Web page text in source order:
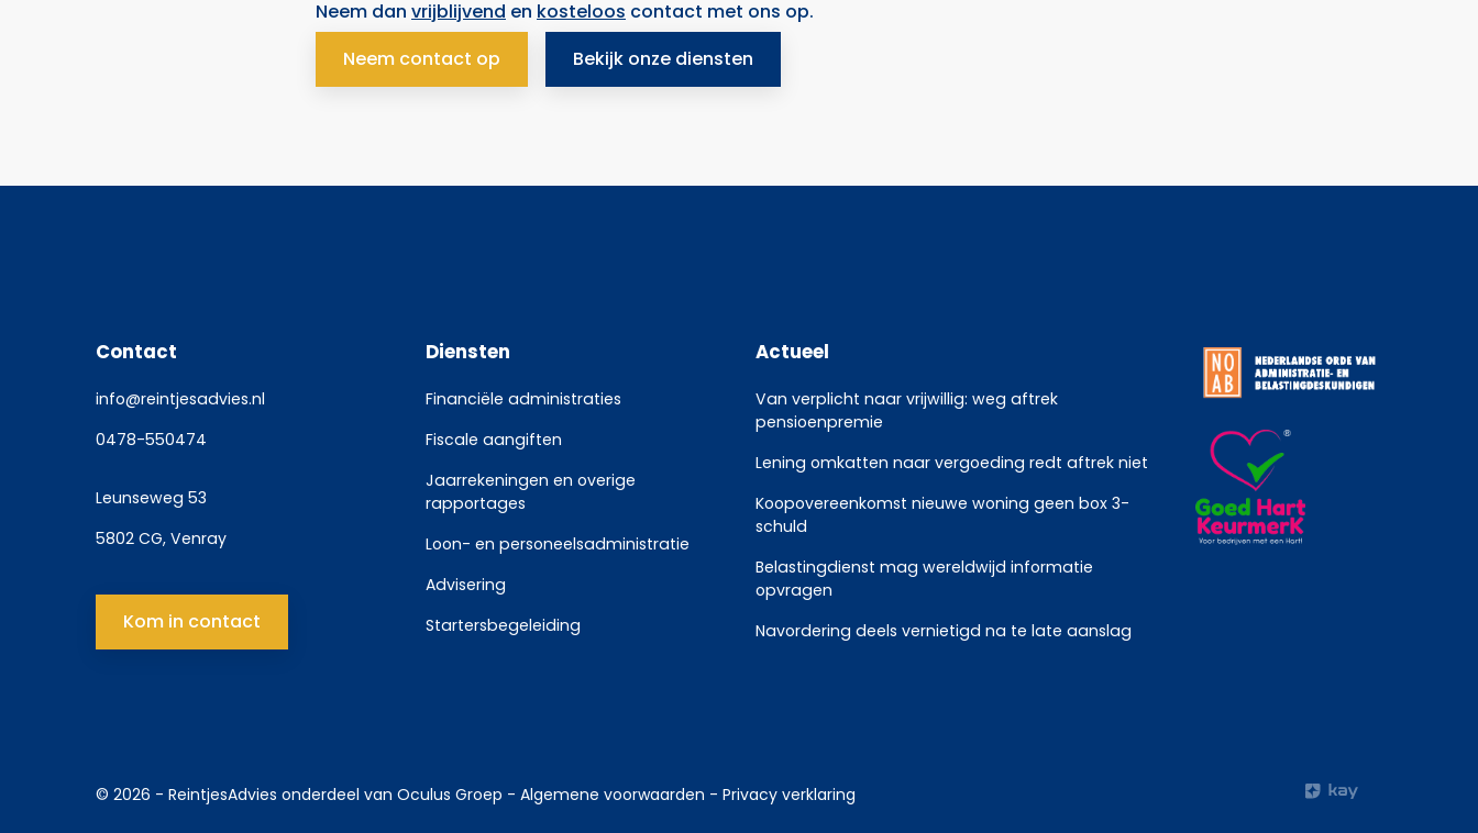
Neem dan vrijblijvend en kosteloos contact met ons op.
Neem contact op
Bekijk onze diensten
Contact
info@reintjesadvies.nl
0478-550474
Leunseweg 53
5802 CG, Venray
Kom in contact
Diensten
Financiële administraties
Fiscale aangiften
Jaarrekeningen en overige
rapportages
Loon- en personeelsadministratie
Advisering
Startersbegeleiding
Actueel
Van verplicht naar vrijwillig: weg aftrek
pensioenpremie
Lening omkatten naar vergoeding redt aftrek niet
Koopovereenkomst nieuwe woning geen box 3-
schuld
Belastingdienst mag wereldwijd informatie
opvragen
Navordering deels vernietigd na te late aanslag
© 2026 - ReintjesAdvies onderdeel van Oculus Groep - Algemene voorwaarden - Privacy verklaring